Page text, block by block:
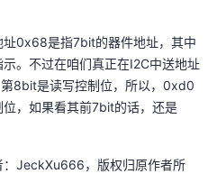
0x68是指7bit的器件地址，其中
。不过在咱们真正在I2C中送地址
8bit是读写控制位，所以，0xd0
，如果看其前7bit的话，还是
JeckXu666，版权归原作者所